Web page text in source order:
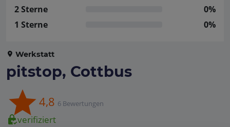
2 Sterne
0%
1 Sterne
0%
Werkstatt
pitstop, Cottbus
4,8 6 Bewertungen
verifiziert